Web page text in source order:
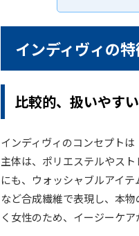
インディヴィの
比較的、扱いやす
インディヴィのコンセプト
主体は、ポリエステルやス
にも、ウォッシャブルアイ
など合成繊維で表現し、本
く女性のため、イージーケ